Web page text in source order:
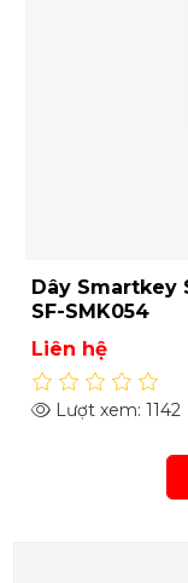
Dây Smartkey
SF-SMK054
Liên hệ
Lượt xem: 1142